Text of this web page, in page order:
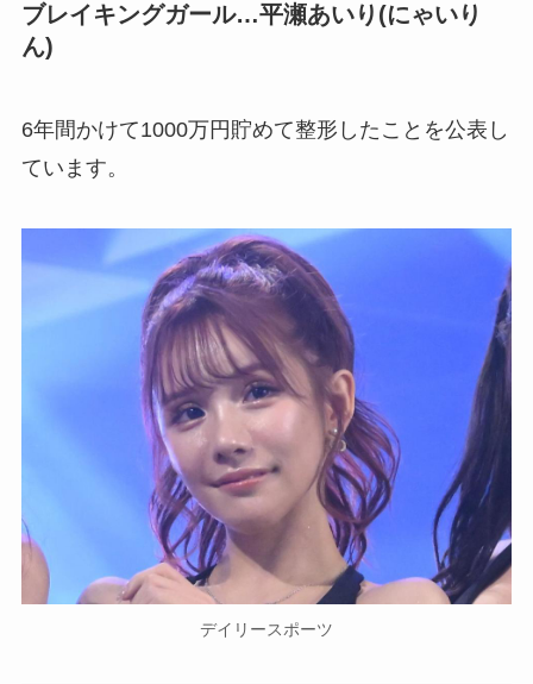
ブレイキングガール…平瀬あいり(にゃいり
ん)
6年間かけて1000万円貯めて整形したことを公表し
ています。
デイリースポーツ